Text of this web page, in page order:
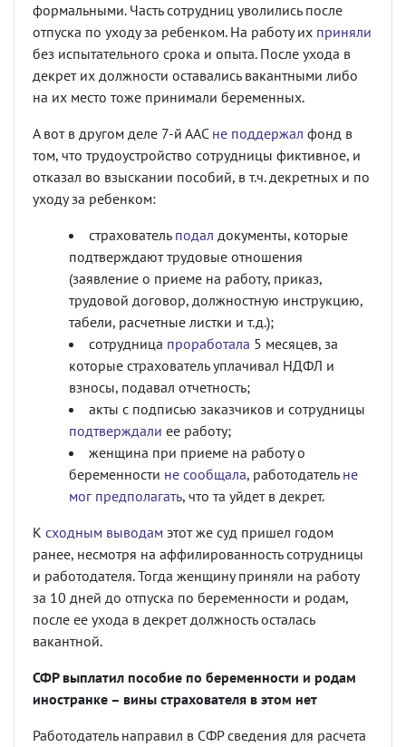
формальными. Часть сотрудниц уволились после
отпуска по уходу за ребенком. На работу их приняли
без испытательного срока и опыта. После ухода в
декрет их должности оставались вакантными либо
на их место тоже принимали беременных.
А вот в другом деле 7-й ААС не поддержал фонд в
том, что трудоустройство сотрудницы фиктивное, и
отказал во взыскании пособий, в т.ч. декретных и по
уходу за ребенком:
страхователь подал документы, которые
подтверждают трудовые отношения
(заявление о приеме на работу, приказ,
трудовой договор, должностную инструкцию,
табели, расчетные листки и т.д.);
сотрудница проработала 5 месяцев, за
которые страхователь уплачивал НДФЛ и
взносы, подавал отчетность;
акты с подписью заказчиков и сотрудницы
подтверждали ее работу;
женщина при приеме на работу о
беременности не сообщала, работодатель не
мог предполагать, что та уйдет в декрет.
К сходным выводам этот же суд пришел годом
ранее, несмотря на аффилированность сотрудницы
и работодателя. Тогда женщину приняли на работу
за 10 дней до отпуска по беременности и родам,
после ее ухода в декрет должность осталась
вакантной.
СФР выплатил пособие по беременности и родам
иностранке – вины страхователя в этом нет
Работодатель направил в СФР сведения для расчета